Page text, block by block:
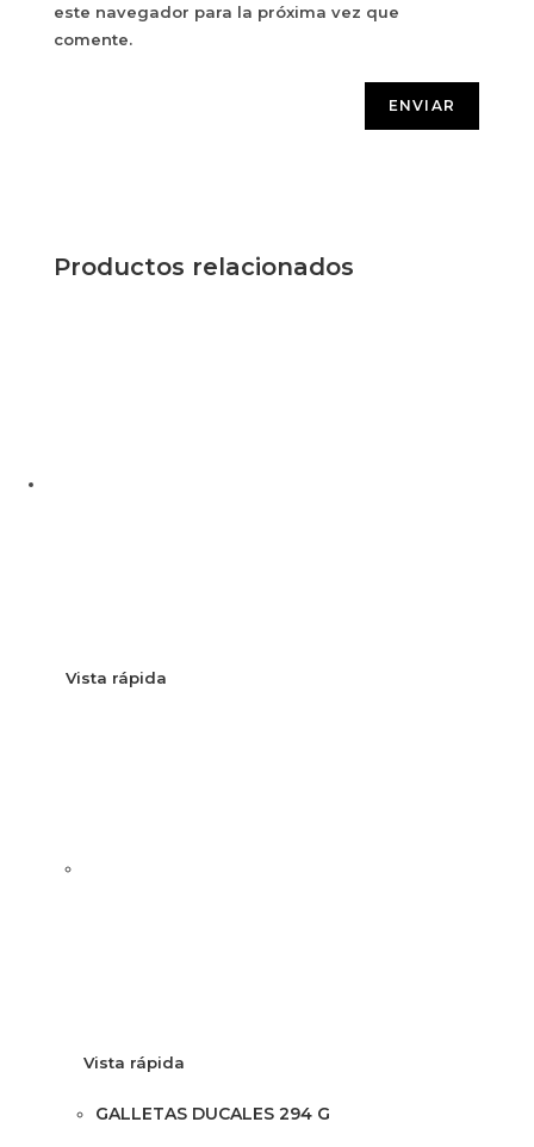
este navegador para la próxima vez que
comente.
Productos relacionados
Vista rápida
Vista rápida
GALLETAS DUCALES 294 G